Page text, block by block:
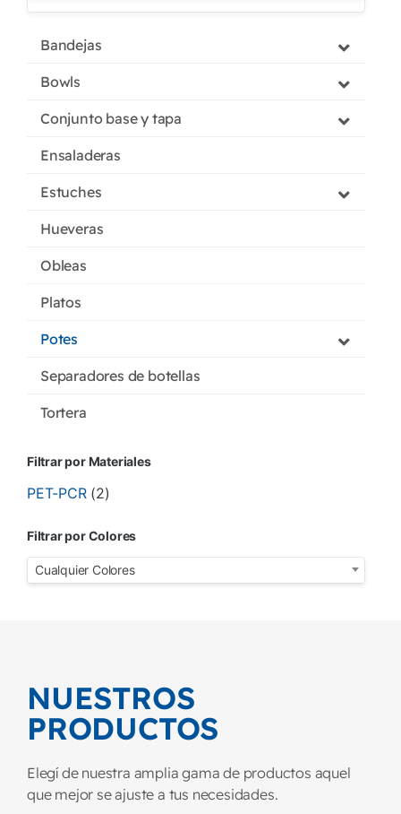
Bandejas
Bowls
Conjunto base y tapa
Ensaladeras
Estuches
Hueveras
Obleas
Platos
Potes
Separadores de botellas
Tortera
Filtrar por Materiales
PET-PCR (2)
Filtrar por Colores
Cualquier Colores
NUESTROS
PRODUCTOS
Elegí de nuestra amplia gama de productos aquel
que mejor se ajuste a tus necesidades.